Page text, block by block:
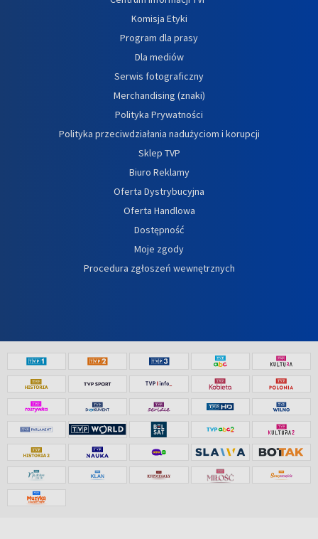
Komisja Etyki
Program dla prasy
Dla mediów
Serwis fotograficzny
Merchandising (znaki)
Polityka Prywatności
Polityka przeciwdziałania nadużyciom i korupcji
Sklep TVP
Biuro Reklamy
Oferta Dystrybucyjna
Oferta Handlowa
Dostępność
Moje zgody
Procedura zgłoszeń wewnętrznych